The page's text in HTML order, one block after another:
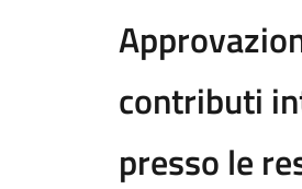
contributi
presso le